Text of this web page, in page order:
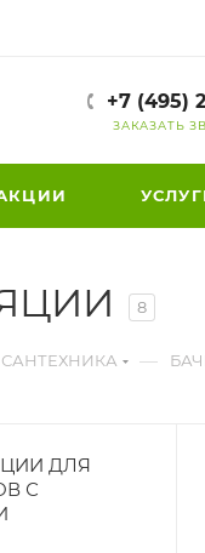
+7 (495)
ЗАКАЗАТЬ
8
САНТЕХНИКА —
ДЛЯ
С